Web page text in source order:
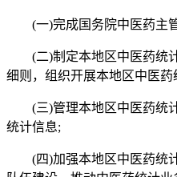
(一)完成国务院中医药主
(二)制定本地区中医药统
细则，组织开展本地区中医药
(三)管理本地区中医药统
统计信息;
(四)加强本地区中医药统